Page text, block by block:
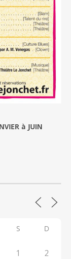
à JUIN
S D
1 2